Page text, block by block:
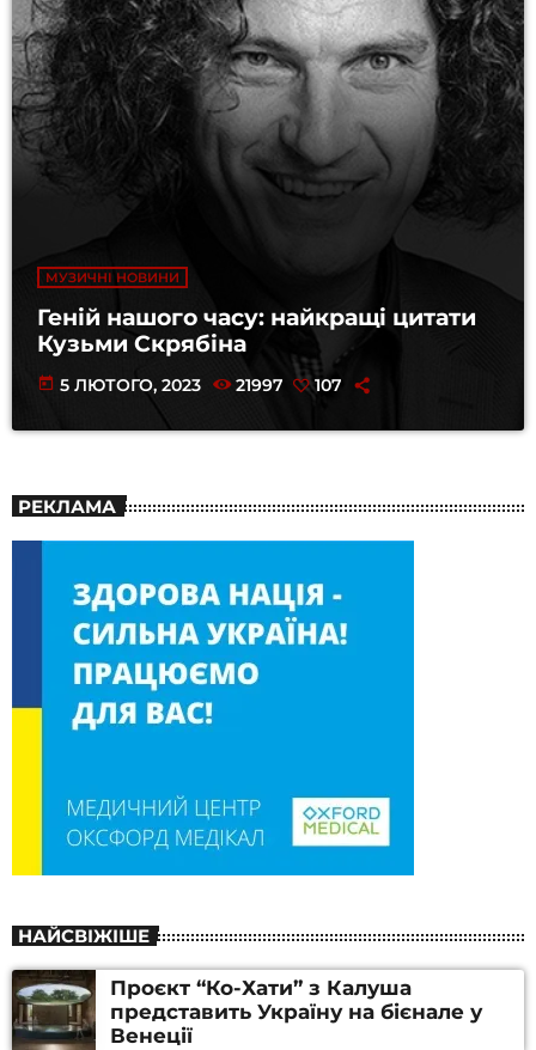
МУЗИЧНІ НОВИНИ
Геній нашого часу: найкращі цитати
Кузьми Скрябіна
today 5 ЛЮТОГО, 2023 21997 107
РЕКЛАМА
НАЙСВІЖІШЕ
Проєкт “Ко-Хати” з Калуша
представить Україну на бієнале у
Венеції